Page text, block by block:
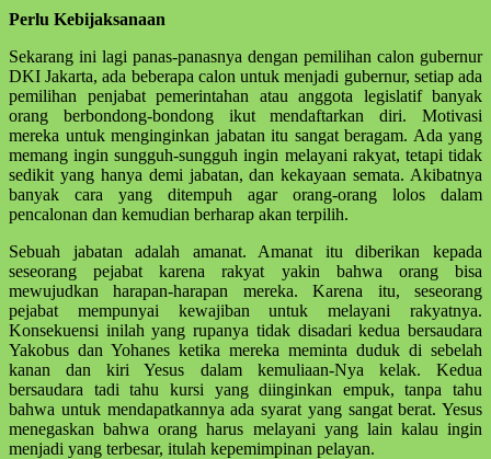
Perlu Kebijaksanaan
Sekarang ini lagi panas-panasnya dengan pemilihan calon gubernur
DKI Jakarta, ada beberapa calon untuk menjadi gubernur, setiap ada
pemilihan penjabat pemerintahan atau anggota legislatif banyak
orang berbondong-bondong ikut mendaftarkan diri. Motivasi
mereka untuk menginginkan jabatan itu sangat beragam. Ada yang
memang ingin sungguh-sungguh ingin melayani rakyat, tetapi tidak
sedikit yang hanya demi jabatan, dan kekayaan semata. Akibatnya
banyak cara yang ditempuh agar orang-orang lolos dalam
pencalonan dan kemudian berharap akan terpilih.
Sebuah jabatan adalah amanat. Amanat itu diberikan kepada
seseorang pejabat karena rakyat yakin bahwa orang bisa
mewujudkan harapan-harapan mereka. Karena itu, seseorang
pejabat mempunyai kewajiban untuk melayani rakyatnya.
Konsekuensi inilah yang rupanya tidak disadari kedua bersaudara
Yakobus dan Yohanes ketika mereka meminta duduk di sebelah
kanan dan kiri Yesus dalam kemuliaan-Nya kelak. Kedua
bersaudara tadi tahu kursi yang diinginkan empuk, tanpa tahu
bahwa untuk mendapatkannya ada syarat yang sangat berat. Yesus
menegaskan bahwa orang harus melayani yang lain kalau ingin
menjadi yang terbesar, itulah kepemimpinan pelayan.